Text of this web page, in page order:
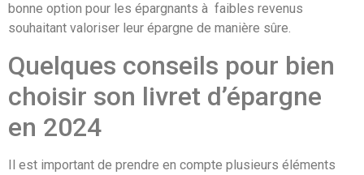
bonne option pour les épargnants à faibles revenus
souhaitant valoriser leur épargne de manière sûre.
Quelques conseils pour bien
choisir son livret d’épargne
en 2024
Il est important de prendre en compte plusieurs éléments